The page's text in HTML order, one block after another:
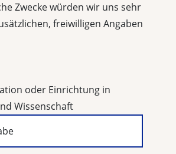
Zwecke würden wir uns sehr
freiwilligen Angaben
oder Einrichtung in
Wissenschaft